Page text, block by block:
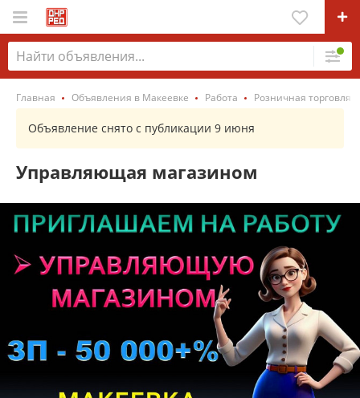
Главная Объявления в Макеевке Работа Розничная торговля
Объявление снято с публикации 9 июня
Управляющая магазином